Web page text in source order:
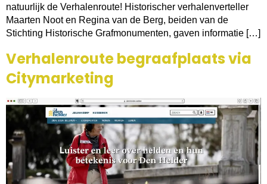
natuurlijk de Verhalenroute! Historischer verhalenverteller
Maarten Noot en Regina van de Berg, beiden van de
Stichting Historische Grafmonumenten, gaven informatie […]
Verhalenroute begraafplaats via
Citymarketing